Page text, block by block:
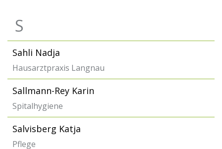
S
Sahli Nadja
Hausarztpraxis Langnau
Sallmann-Rey Karin
Spitalhygiene
Salvisberg Katja
Pflege